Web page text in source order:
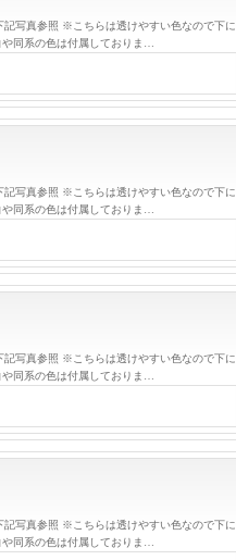
写真参照 ※こちらは透けやすい色なので下に
同系の色は付属しておりま…
写真参照 ※こちらは透けやすい色なので下に
同系の色は付属しておりま…
写真参照 ※こちらは透けやすい色なので下に
同系の色は付属しておりま…
写真参照 ※こちらは透けやすい色なので下に
同系の色は付属しておりま…